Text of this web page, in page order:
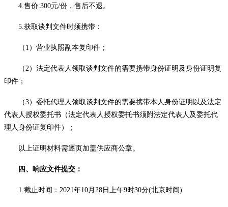
4.售价:300元/份 ，售后不退。
5.获取谈判文件时须携带：
（ 1）营业执照副本复印件；
（2）法定代表人领取谈判文件的需要携带身份证明及身份证明复
印件；
（3）委托代理人领取谈判文件的需要携带本人身份证明以及法定
代表人授权委托书（法定代表人授权委托书须附法定代表人及委托代
理人身份证复印件）；
以上证明材料需逐页加盖供应商公章。
四、响应文件提交：
1.截止时间： 2021年10月 28 日 上午9时30分(北京时间)